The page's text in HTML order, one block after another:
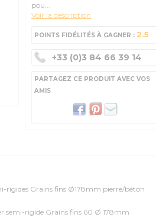
pou...
Voir la description
POINTS FIDÉLITÉS À GAGNER : 2.5
+33 (0)3 84 66 39 14
PARTAGEZ CE PRODUIT AVEC VOS
AMIS
rigides Grains fins Ø178mm pierre/béton
semi-rigide Grains fins 60 Ø 178mm